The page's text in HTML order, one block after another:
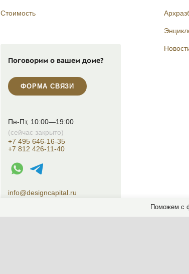
Поможем с
Стоимость
Поговорим о вашем доме?
ФОРМА СВЯЗИ
Пн-Пт, 10:00—19:00
(сейчас закрыто)
+7 495 646-16-35
+7 812 426-11-40
WhatsApp контакт
Telegram контакт
info@designcapital.ru